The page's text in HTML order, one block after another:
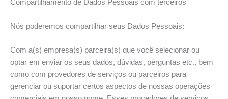
Compartilhamento de Dados Pessoais com terceiros
Nós poderemos compartilhar seus Dados Pessoais:
Com a(s) empresa(s) parceira(s) que você selecionar ou
optar em enviar os seus dados, dúvidas, perguntas etc., bem
como com provedores de serviços ou parceiros para
gerenciar ou suportar certos aspectos de nossas operações